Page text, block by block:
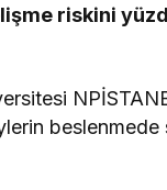
riskini
beslenmede